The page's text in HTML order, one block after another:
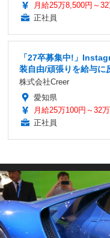
月給25万8,500円～32
正社員
「27卒募集中!」
装自由/頑張りを給与に
株式会社Creer
愛知県
月給25万100円～32
正社員